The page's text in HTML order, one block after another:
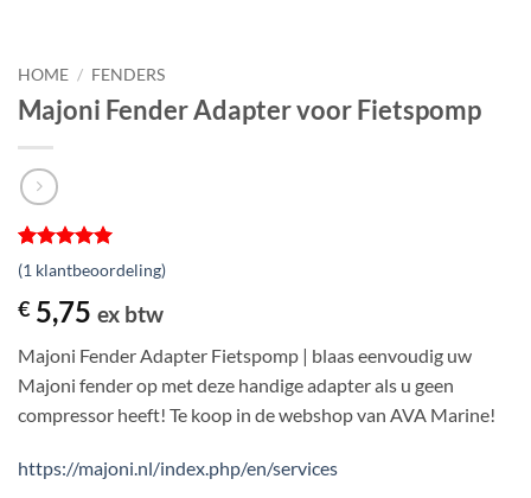
HOME / FENDERS
Majoni Fender Adapter voor Fietspomp
Gewaardeerd
5op 5
gebaseerd
op
1
(1 klantbeoordeling)
€ 5,75 ex btw
Majoni Fender Adapter Fietspomp | blaas eenvoudig uw
Majoni fender op met deze handige adapter als u geen
compressor heeft! Te koop in de webshop van AVA Marine!
https://majoni.nl/index.php/en/services